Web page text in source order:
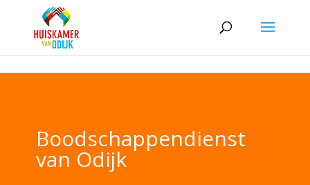
Skip to content
Boodschappendienst
van Odijk